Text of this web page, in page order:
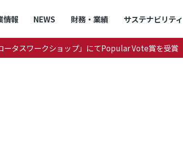
情報 NEWS 財務・業績 サステナビリティ
ータスワークショップ」にてPopular Vote賞を受賞